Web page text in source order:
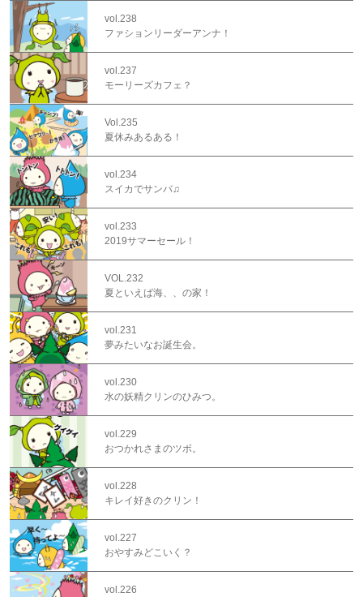
vol.238
ファションリーダーアンナ！
vol.237
モーリーズカフェ？
Vol.235
夏休みあるある！
vol.234
スイカでサンバ♫
vol.233
2019サマーセール！
VOL.232
夏といえば海、、の家！
vol.231
夢みたいなお誕生会。
vol.230
水の妖精クリンのひみつ。
vol.229
おつかれさまのツボ。
vol.228
キレイ好きのクリン！
vol.227
おやすみどこいく？
vol.226